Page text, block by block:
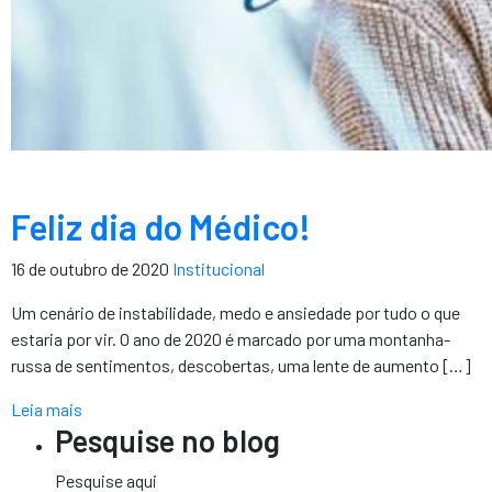
Feliz dia do Médico!
16 de outubro de 2020 Institucional
Um cenário de instabilidade, medo e ansiedade por tudo o que
estaria por vir. O ano de 2020 é marcado por uma montanha-
russa de sentimentos, descobertas, uma lente de aumento […]
Leia mais
Pesquise no blog
Pesquise aqui